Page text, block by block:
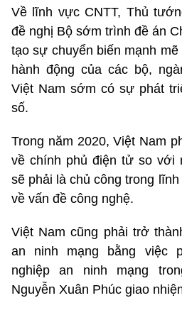
Về lĩnh vực CNTT, Thủ
đề nghị Bộ sớm trình đề án
tạo sự chuyển biến mạnh
hành động của các bộ,
Việt Nam sớm có sự phát
số.
Trong năm 2020, Việt Nam
về chính phủ điện tử so với
sẽ phải là chủ công trong
về vấn đề công nghệ.
Việt Nam cũng phải trở
an ninh mạng bằng việc
nghiệp an ninh mạng
Nguyễn Xuân Phúc giao